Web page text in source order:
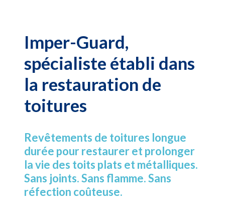
Imper-Guard,
spécialiste établi dans
la restauration de
toitures
Revêtements de toitures longue
durée pour restaurer et prolonger
la vie des toits plats et métalliques.
Sans joints. Sans flamme. Sans
réfection coûteuse.